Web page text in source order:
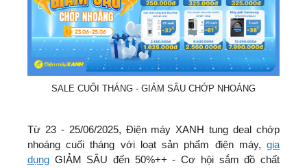
SALE CUỐI THÁNG - GIẢM SÂU CHỚP NHOÁNG
Từ 23 - 25/06/2025, Điện máy XANH tung deal chớp
nhoáng cuối tháng với loạt sản phẩm điện máy, gia
dụng GIẢM SÂU đến 50%++ - Cơ hội sắm đồ chất